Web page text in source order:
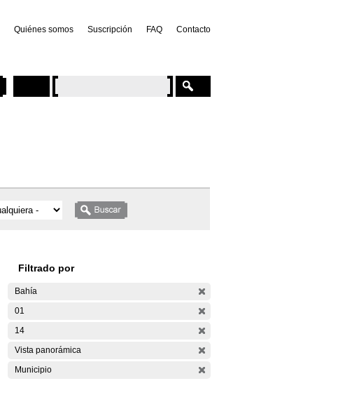
Quiénes somos Suscripción FAQ Contacto
Filtrado por
Bahía
01
14
Vista panorámica
Municipio